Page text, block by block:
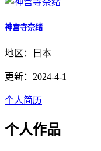
神宫寺奈绪
地区：日本
更新：2024-4-1
个人简历
个人作品